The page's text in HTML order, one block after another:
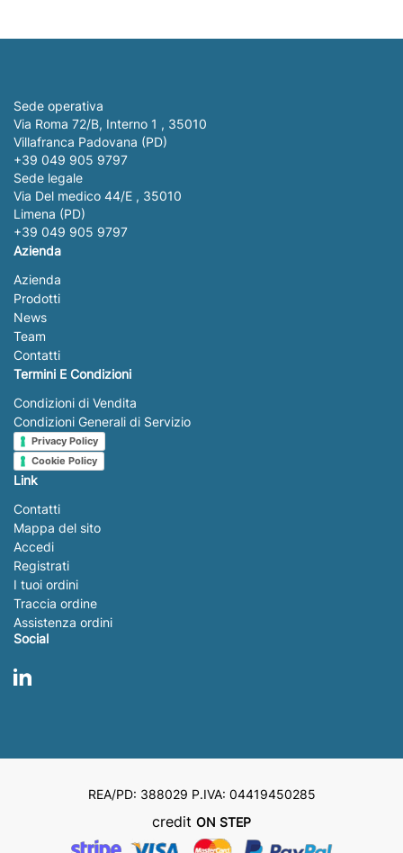
Sede operativa
Via Roma 72/B, Interno 1 , 35010
Villafranca Padovana (PD)
+39 049 905 9797
Sede legale
Via Del medico 44/E , 35010
Limena (PD)
+39 049 905 9797
Azienda
Azienda
Prodotti
News
Team
Contatti
Termini E Condizioni
Condizioni di Vendita
Condizioni Generali di Servizio
Privacy Policy
Cookie Policy
Link
Contatti
Mappa del sito
Accedi
Registrati
I tuoi ordini
Traccia ordine
Assistenza ordini
Social
LinkedIn
REA/PD: 388029 P.IVA: 04419450285
credit ON STEP